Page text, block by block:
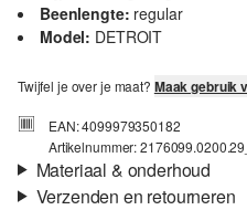
Beenlengte: regular
Model: DETROIT
Twijfel je over je maat? Maak gebruik
EAN: 4099979350182
Artikelnummer:
Materiaal & onderhoud
Verzenden en retourneren